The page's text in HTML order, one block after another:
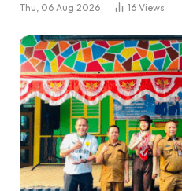
Thu, 06 Aug 2026 16 Views